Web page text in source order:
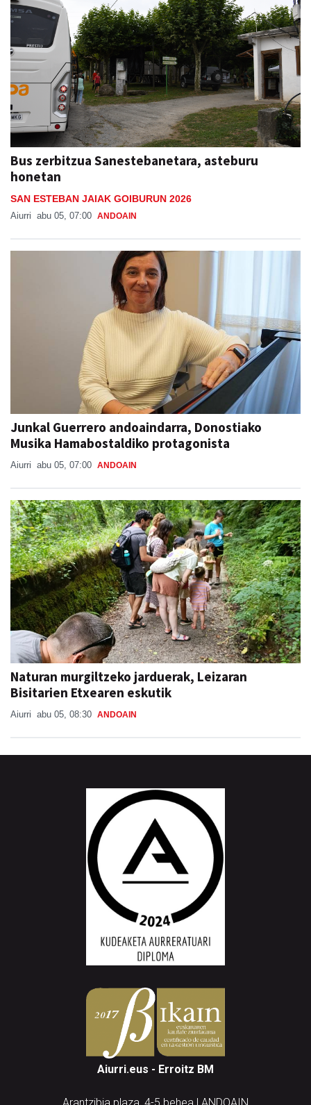
Bus zerbitzua Sanestebanetara, asteburu
honetan
SAN ESTEBAN JAIAK GOIBURUN 2026
Aiurri abu 05, 07:00 ANDOAIN
Junkal Guerrero andoaindarra, Donostiako
Musika Hamabostaldiko protagonista
Aiurri abu 05, 07:00 ANDOAIN
Naturan murgiltzeko jarduerak, Leizaran
Bisitarien Etxearen eskutik
Aiurri abu 05, 08:30 ANDOAIN
Aiurri.eus - Erroitz BM